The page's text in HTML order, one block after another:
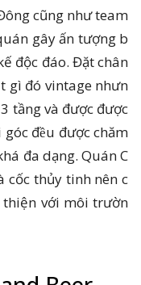
cũng như team
gây ấn tượng b
độc đáo. Đặt chân
gì đó vintage nhưn
tầng và được được
đều được chăm
đa dạng. Quán C
cốc thủy tinh nên c
thiện với môi trườn